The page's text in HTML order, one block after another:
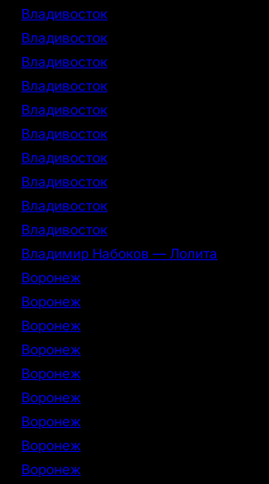
Владивосток
Владивосток
Владивосток
Владивосток
Владивосток
Владивосток
Владивосток
Владивосток
Владивосток
Владивосток
Владимир Набоков — Лолита
Воронеж
Воронеж
Воронеж
Воронеж
Воронеж
Воронеж
Воронеж
Воронеж
Воронеж